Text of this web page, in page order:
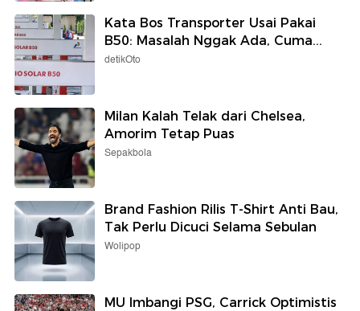
Kata Bos Transporter Usai Pakai
B50: Masalah Nggak Ada, Cuma...
detikOto
Milan Kalah Telak dari Chelsea,
Amorim Tetap Puas
Sepakbola
Brand Fashion Rilis T-Shirt Anti Bau,
Tak Perlu Dicuci Selama Sebulan
Wolipop
MU Imbangi PSG, Carrick Optimistis